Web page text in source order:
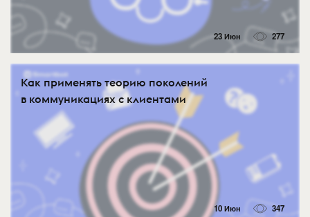
23 Июн 277
Как применять теорию поколений
в коммуникациях с клиентами
10 Июн 347